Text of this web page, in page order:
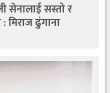
सेनालाई सस्तो र
मिराज ढुंगाना